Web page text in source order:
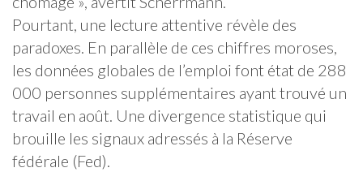
Pourtant, une lecture attentive révèle des
paradoxes. En parallèle de ces chiffres moroses,
les données globales de l’emploi font état de 288
000 personnes supplémentaires ayant trouvé un
travail en août. Une divergence statistique qui
brouille les signaux adressés à la Réserve
fédérale (Fed).